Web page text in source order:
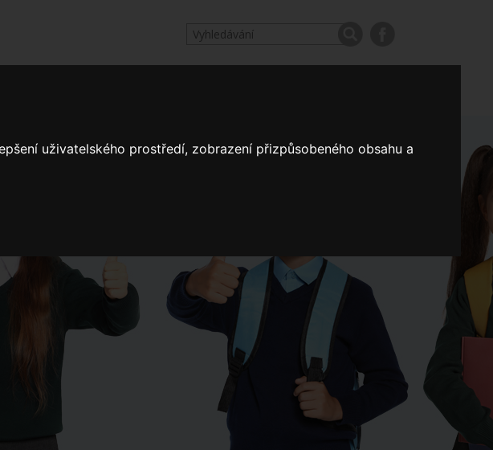
uživatelského prostředí, zobrazení přizpůsobeného obsahu a
oblasti ZŠ Koncepce školství